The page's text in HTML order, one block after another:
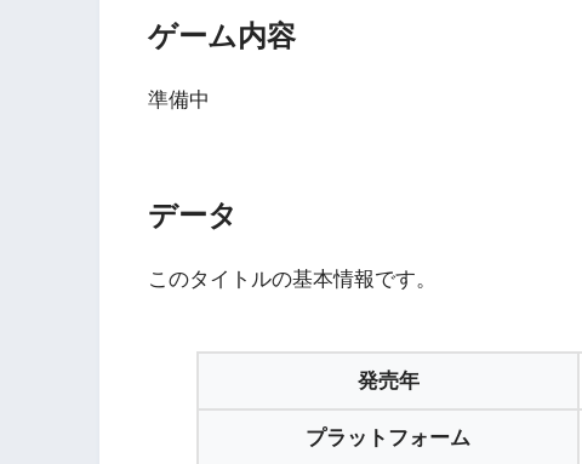
ゲーム内容
準備中
データ
このタイトルの基本情報です。
発売年
プラットフォーム